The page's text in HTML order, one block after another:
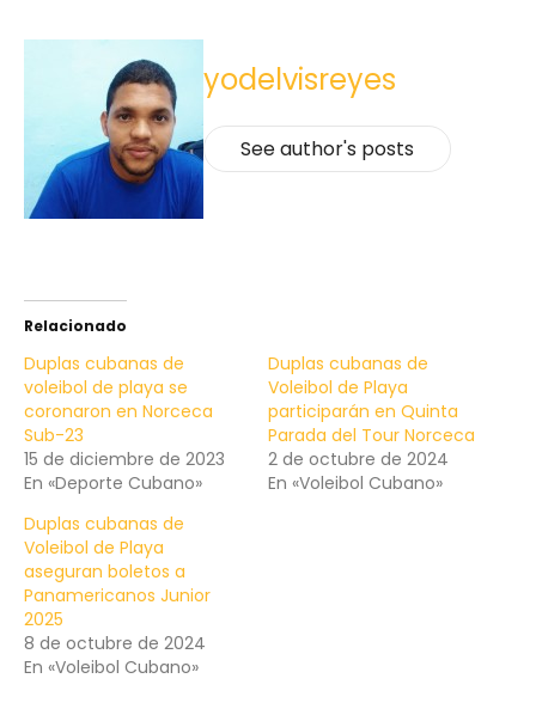
yodelvisreyes
See author's posts
Relacionado
Duplas cubanas de
voleibol de playa se
coronaron en Norceca
Sub-23
15 de diciembre de 2023
En «Deporte Cubano»
Duplas cubanas de
Voleibol de Playa
participarán en Quinta
Parada del Tour Norceca
2 de octubre de 2024
En «Voleibol Cubano»
Duplas cubanas de
Voleibol de Playa
aseguran boletos a
Panamericanos Junior
2025
8 de octubre de 2024
En «Voleibol Cubano»